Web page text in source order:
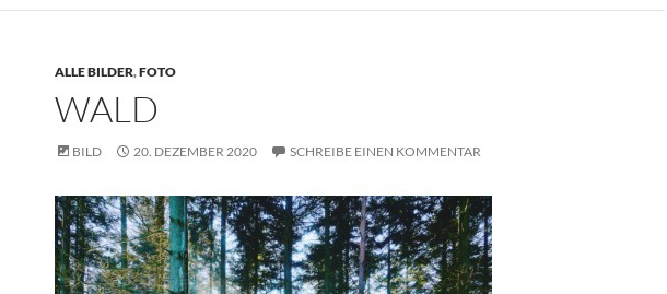
ALLE BILDER,FOTO
WALD
BILD 20. DEZEMBER 2020 SCHREIBE EINEN KOMMENTAR